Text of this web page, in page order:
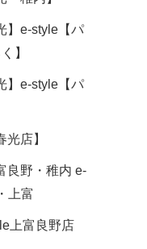
】e-style【パ
】
】e-style【パ
店】
良野・稚内 e-
上富
上富良野店